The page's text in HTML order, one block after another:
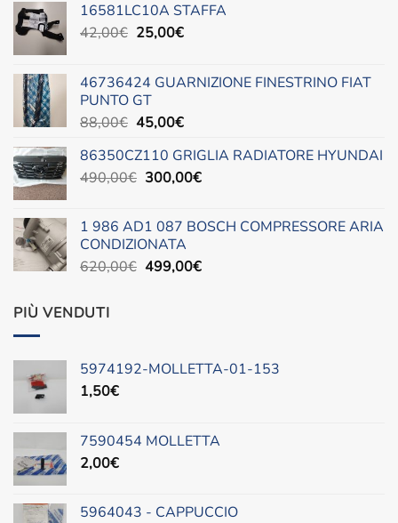
16581LC10A STAFFA
42,00€ Il
era:
42,00€.
25,00€Il
è:
46736424 GUARNIZIONE FINESTRINO FIAT
PUNTO GT
88,00€ Il
originale
era:
45,00€Il
attuale
è:
86350CZ110 GRIGLIA RADIATORE HYUNDAI
490,00€ Il
era:
490,00€.
300,00€Il
è:
1 986 AD1 087 BOSCH COMPRESSORE ARIA
CONDIZIONATA
620,00€ Il
499,00€Il
PIÙ VENDUTI
5974192-MOLLETTA-01-153
1,50€
7590454 MOLLETTA
2,00€
5964043 - CAPPUCCIO